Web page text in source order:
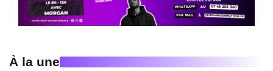
À la une